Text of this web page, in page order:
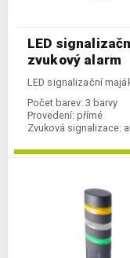
LED
zvukový alarm
LED signalizační
Počet barev: 3 barvy
Provedení: přímé
Zvuková signalizace: